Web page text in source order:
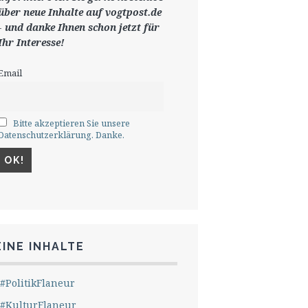
ber neue Inhalte auf vogtpost.de
und danke Ihnen schon jetzt für
Interesse!
Bitte akzeptieren Sie unsere
Danke.
INHALTE
#PolitikFlaneur
#KulturFlaneur